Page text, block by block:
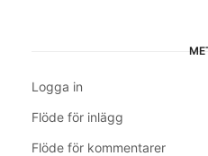
Logga in
Flöde för inlägg
Flöde för kommentarer